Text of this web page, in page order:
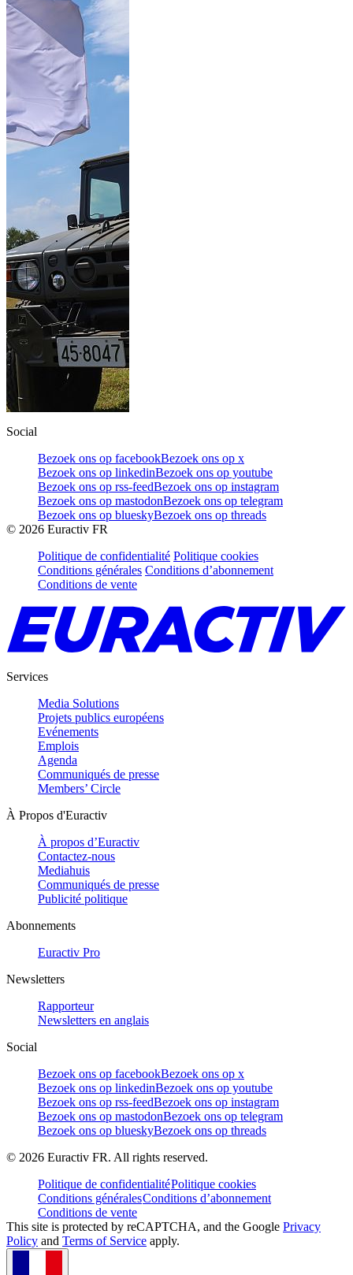
Social
Bezoek ons op facebookBezoek ons op x
Bezoek ons op linkedinBezoek ons op youtube
Bezoek ons op rss-feedBezoek ons op instagram
Bezoek ons op mastodonBezoek ons op telegram
Bezoek ons op blueskyBezoek ons op threads
© 2026 Euractiv FR
Politique de confidentialité Politique cookies
Conditions générales Conditions d’abonnement
Conditions de vente
Services
Media Solutions
Projets publics européens
Evénements
Emplois
Agenda
Communiqués de presse
Members’ Circle
À Propos d'Euractiv
À propos d’Euractiv
Contactez-nous
Mediahuis
Communiqués de presse
Publicité politique
Abonnements
Euractiv Pro
Newsletters
Rapporteur
Newsletters en anglais
Social
Bezoek ons op facebookBezoek ons op x
Bezoek ons op linkedinBezoek ons op youtube
Bezoek ons op rss-feedBezoek ons op instagram
Bezoek ons op mastodonBezoek ons op telegram
Bezoek ons op blueskyBezoek ons op threads
© 2026 Euractiv FR. All rights reserved.
Politique de confidentialitéPolitique cookies
Conditions généralesConditions d’abonnement
Conditions de vente
This site is protected by reCAPTCHA, and the Google Privacy
Policy and Terms of Service apply.